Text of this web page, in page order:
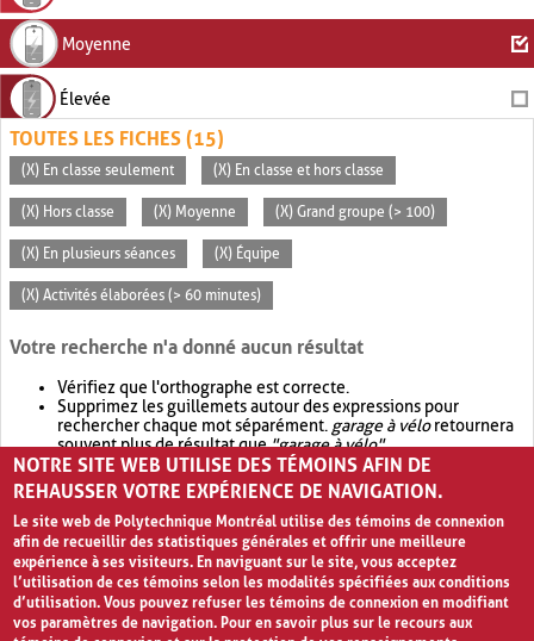
Moyenne
Élevée
TOUTES LES FICHES (15)
(X) En classe seulement (X) En classe et hors classe
(X) Hors classe (X) Moyenne (X) Grand groupe (> 100)
(X) En plusieurs séances (X) Équipe
(X) Activités élaborées (> 60 minutes)
Votre recherche n'a donné aucun résultat
Vérifiez que l'orthographe est correcte.
Supprimez les guillemets autour des expressions pour
rechercher chaque mot séparément. garage à véloretournera
souvent plus de résultat que"garage à vélo".
Envisagez d'élargir votre recherche avec OR.garage OR vélo
retournera souvent plus de résultat quegarage à vélo
NOTRE SITE WEB UTILISE DES TÉMOINS AFIN DE
REHAUSSER VOTRE EXPÉRIENCE DE NAVIGATION.
Le site web de Polytechnique Montréal utilise des témoins de connexion
afin de recueillir des statistiques générales et offrir une meilleure
expérience à ses visiteurs. En naviguant sur le site, vous acceptez
l’utilisation de ces témoins selon les modalités spécifiées aux conditions
d’utilisation. Vous pouvez refuser les témoins de connexion en modifiant
vos paramètres de navigation. Pour en savoir plus sur le recours aux